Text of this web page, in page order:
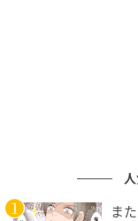
ま